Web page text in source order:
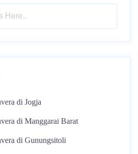
di Jogja
di Manggarai Barat
di Gunungsitoli